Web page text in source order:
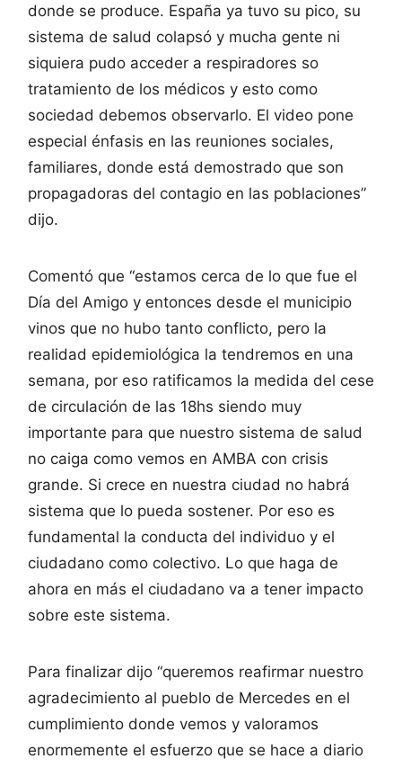
donde se produce. España ya tuvo su pico, su
sistema de salud colapsó y mucha gente ni
siquiera pudo acceder a respiradores so
tratamiento de los médicos y esto como
sociedad debemos observarlo. El video pone
especial énfasis en las reuniones sociales,
familiares, donde está demostrado que son
propagadoras del contagio en las poblaciones”
dijo.
Comentó que “estamos cerca de lo que fue el
Día del Amigo y entonces desde el municipio
vinos que no hubo tanto conflicto, pero la
realidad epidemiológica la tendremos en una
semana, por eso ratificamos la medida del cese
de circulación de las 18hs siendo muy
importante para que nuestro sistema de salud
no caiga como vemos en AMBA con crisis
grande. Si crece en nuestra ciudad no habrá
sistema que lo pueda sostener. Por eso es
fundamental la conducta del individuo y el
ciudadano como colectivo. Lo que haga de
ahora en más el ciudadano va a tener impacto
sobre este sistema.
Para finalizar dijo “queremos reafirmar nuestro
agradecimiento al pueblo de Mercedes en el
cumplimiento donde vemos y valoramos
enormemente el esfuerzo que se hace a diario